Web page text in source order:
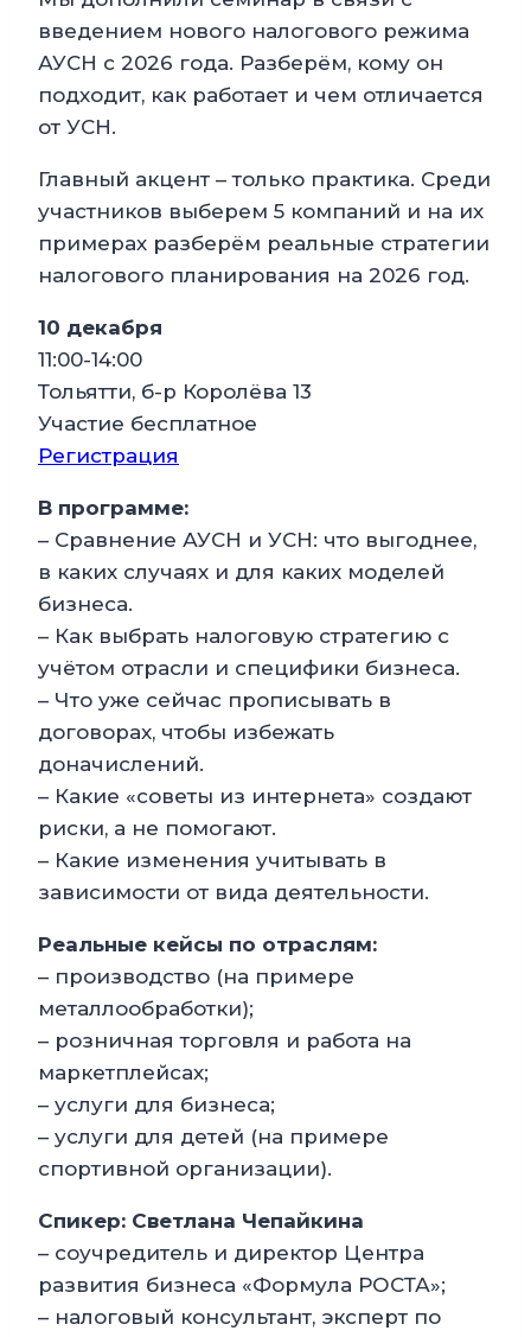
введением нового налогового режима
АУСН с 2026 года. Разберём, кому он
подходит, как работает и чем отличается
от УСН.
Главный акцент – только практика. Среди
участников выберем 5 компаний и на их
примерах разберём реальные стратегии
налогового планирования на 2026 год.
10 декабря
11:00-14:00
Тольятти, б-р Королёва 13
Участие бесплатное
Регистрация
В программе:
– Сравнение АУСН и УСН: что выгоднее,
в каких случаях и для каких моделей
бизнеса.
– Как выбрать налоговую стратегию с
учётом отрасли и специфики бизнеса.
– Что уже сейчас прописывать в
договорах, чтобы избежать
доначислений.
– Какие «советы из интернета» создают
риски, а не помогают.
– Какие изменения учитывать в
зависимости от вида деятельности.
Реальные кейсы по отраслям:
– производство (на примере
металлообработки);
– розничная торговля и работа на
маркетплейсах;
– услуги для бизнеса;
– услуги для детей (на примере
спортивной организации).
Спикер: Светлана Чепайкина
– соучредитель и директор Центра
развития бизнеса «Формула РОСТА»;
– налоговый консультант, эксперт по